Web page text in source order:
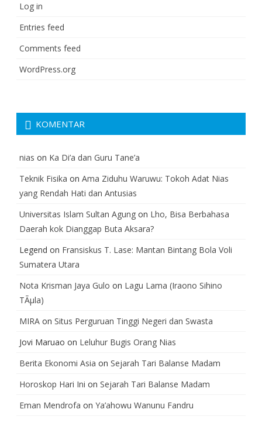
Log in
Entries feed
Comments feed
WordPress.org
KOMENTAR
nias on Ka Di’a dan Guru Tane’a
Teknik Fisika on Ama Ziduhu Waruwu: Tokoh Adat Nias
yang Rendah Hati dan Antusias
Universitas Islam Sultan Agung on Lho, Bisa Berbahasa
Daerah kok Dianggap Buta Aksara?
Legend on Fransiskus T. Lase: Mantan Bintang Bola Voli
Sumatera Utara
Nota Krisman Jaya Gulo on Lagu Lama (Iraono Sihino
TÃµla)
MIRA on Situs Perguruan Tinggi Negeri dan Swasta
Jovi Maruao on Leluhur Bugis Orang Nias
Berita Ekonomi Asia on Sejarah Tari Balanse Madam
Horoskop Hari Ini on Sejarah Tari Balanse Madam
Eman Mendrofa on Ya’ahowu Wanunu Fandru